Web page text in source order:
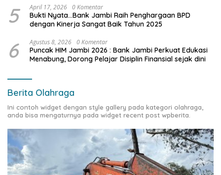
5 April 17, 2026 0 Komentar
Bukti Nyata…Bank Jambi Raih Penghargaan BPD
dengan Kinerja Sangat Baik Tahun 2025
6 Agustus 8, 2026 0 Komentar
Puncak HIM Jambi 2026 : Bank Jambi Perkuat Edukasi
Menabung, Dorong Pelajar Disiplin Finansial sejak dini
Berita Olahraga
Ini contoh widget dengan style gallery pada kategori olahraga,
anda bisa mengaturnya pada widget recent post wpberita.